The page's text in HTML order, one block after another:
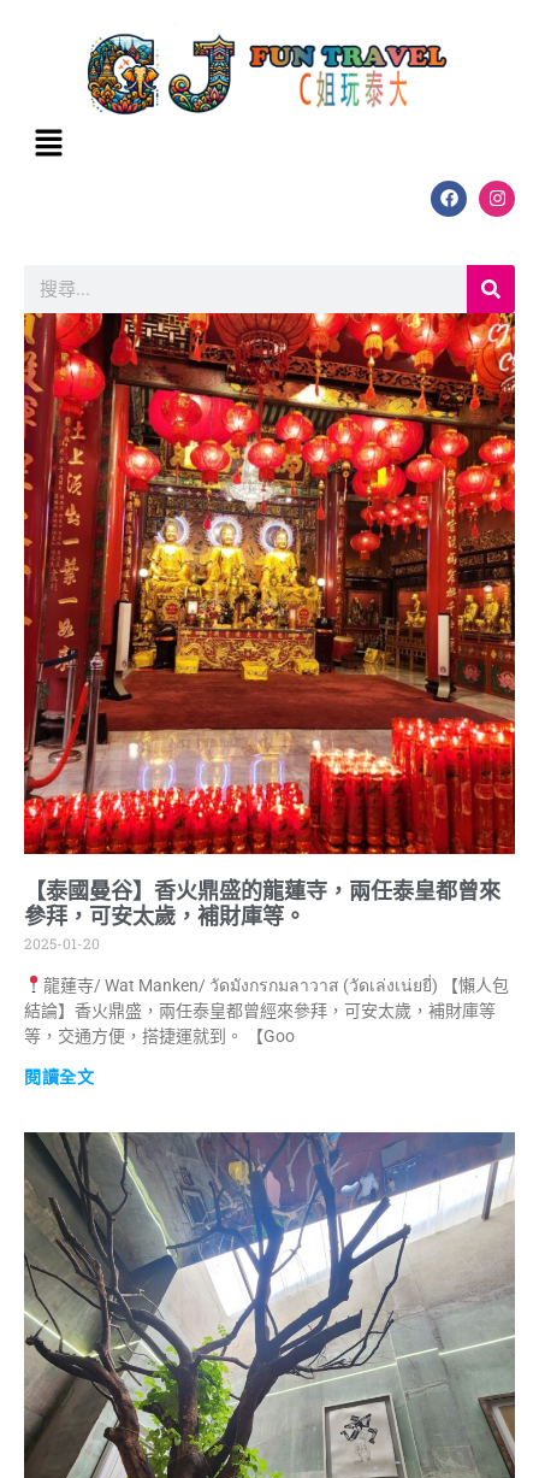
【泰國曼谷】香火鼎盛的龍蓮寺，兩任泰皇都曾來
參拜，可安太歲，補財庫等。
2025-01-20
龍蓮寺/ Wat Manken/ วัดมังกรกมลาวาส (วัดเล่งเน่ยยี่) 【懶人包
結論】香火鼎盛，兩任泰皇都曾經來參拜，可安太歲，補財庫等
等，交通方便，搭捷運就到。 【Goo
閱讀全文